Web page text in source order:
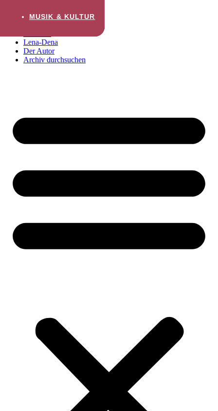
Lena-Dena
Der Autor
Archiv durchsuchen
MUSIK & KULTUR
MUSIK & KULTUR
MUSIK & KULTUR